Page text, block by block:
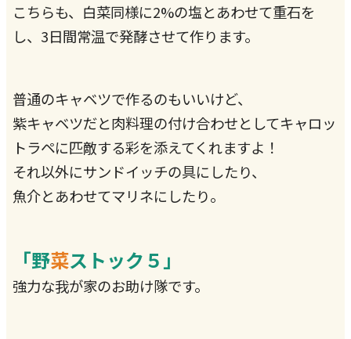
こちらも、白菜同様に2%の塩とあわせて重石を
し、3日間常温で発酵させて作ります。
普通のキャベツで作るのもいいけど、
紫キャベツだと肉料理の付け合わせとしてキャロッ
トラペに匹敵する彩を添えてくれますよ！
それ以外にサンドイッチの具にしたり、
魚介とあわせてマリネにしたり。
「野菜ストック５」
強力な我が家のお助け隊です。